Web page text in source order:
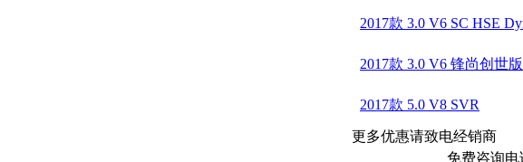
2017款 3.0 V6 SC HSE
2017款 3.0 V6 锋尚创世
2017款 5.0 V8 SVR
更多优惠请致电经销商
免费咨询电